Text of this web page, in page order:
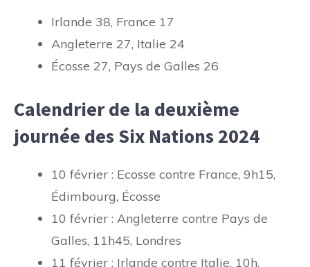
Irlande 38, France 17
Angleterre 27, Italie 24
Écosse 27, Pays de Galles 26
Calendrier de la deuxième
journée des Six Nations 2024
10 février : Ecosse contre France, 9h15,
Édimbourg, Écosse
10 février : Angleterre contre Pays de
Galles, 11h45, Londres
11 février : Irlande contre Italie, 10h,